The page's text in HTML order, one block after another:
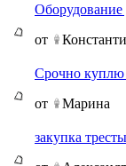
Оборудование
от
Срочно куплю
от
Марина
закупка тресты